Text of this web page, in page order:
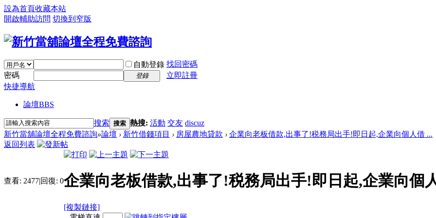
設為首頁收藏本站
開啟輔助訪問 切換到窄版
自動登錄 找回密碼
密碼
登錄
立即註冊
快捷導航
論壇BBS
搜索 搜索 熱搜: 活動 交友 discuz
新竹當舖論壇全程免費諮詢»論壇 › 新竹借錢項目 › 房屋農地貸款 › 企業向老板借款,出事了!税務局出手!即日起,企業向個人借 ...
返回列表
查看: 2477|回復: 0企業向老板借款,出事了!税務局出手!即日起,企業向個
[複製鏈接]